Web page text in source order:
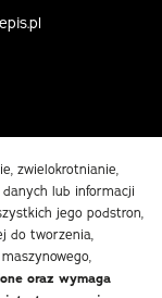
zwielokrotnianie,
lub informacji
jego podstron,
do tworzenia,
oraz wymaga